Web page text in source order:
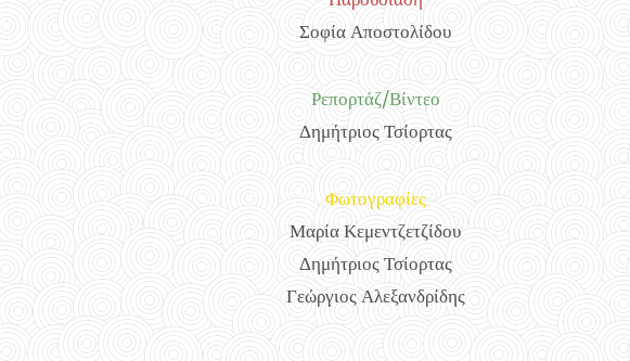
Σοφία Αποστολίδου
Ρεπορτάζ/Βίντεο
Δημήτριος Τσίορτας
Φωτογραφίες
Μαρία Κεμεντζετζίδου
Δημήτριος Τσίορτας
Γεώργιος Αλεξανδρίδης